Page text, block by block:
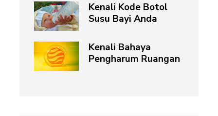
Kenali Kode Botol
Susu Bayi Anda
Kenali Bahaya
Pengharum Ruangan